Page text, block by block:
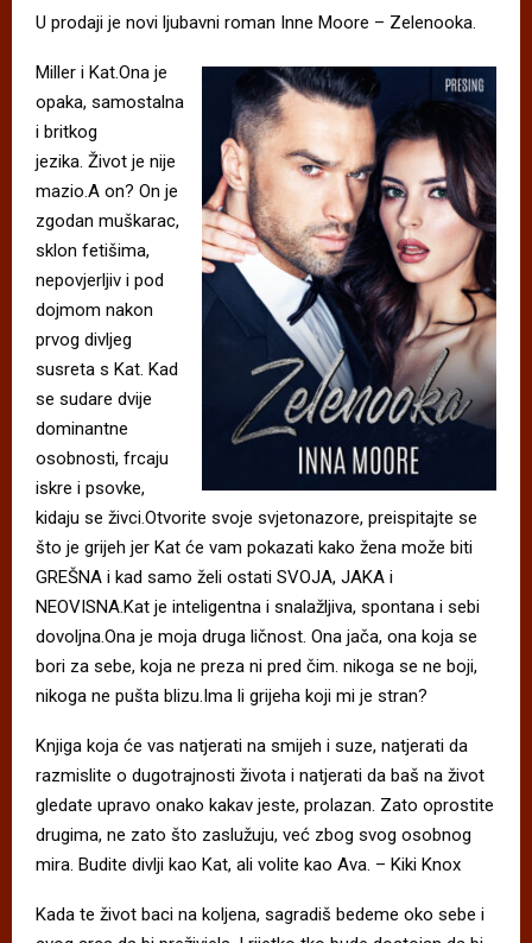
U prodaji je novi ljubavni roman Inne Moore – Zelenooka.
Miller i Kat.Ona je
opaka, samostalna
i britkog
jezika. Život je nije
mazio.A on? On je
zgodan muškarac,
sklon fetišima,
nepovjerljiv i pod
dojmom nakon
prvog divljeg
susreta s Kat. Kad
se sudare dvije
dominantne
osobnosti, frcaju
iskre i psovke,
kidaju se živci.Otvorite svoje svjetonazore, preispitajte se
što je grijeh jer Kat će vam pokazati kako žena može biti
GREŠNA i kad samo želi ostati SVOJA, JAKA i
NEOVISNA.Kat je inteligentna i snalažljiva, spontana i sebi
dovoljna.Ona je moja druga ličnost. Ona jača, ona koja se
bori za sebe, koja ne preza ni pred čim. nikoga se ne boji,
nikoga ne pušta blizu.Ima li grijeha koji mi je stran?
Knjiga koja će vas natjerati na smijeh i suze, natjerati da
razmislite o dugotrajnosti života i natjerati da baš na život
gledate upravo onako kakav jeste, prolazan. Zato oprostite
drugima, ne zato što zaslužuju, već zbog svog osobnog
mira. Budite divlji kao Kat, ali volite kao Ava. – Kiki Knox
Kada te život baci na koljena, sagradiš bedeme oko sebe i